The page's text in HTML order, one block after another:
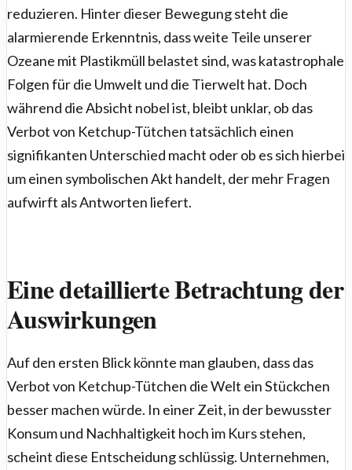
reduzieren. Hinter dieser Bewegung steht die
alarmierende Erkenntnis, dass weite Teile unserer
Ozeane mit Plastikmüll belastet sind, was katastrophale
Folgen für die Umwelt und die Tierwelt hat. Doch
während die Absicht nobel ist, bleibt unklar, ob das
Verbot von Ketchup-Tütchen tatsächlich einen
signifikanten Unterschied macht oder ob es sich hierbei
um einen symbolischen Akt handelt, der mehr Fragen
aufwirft als Antworten liefert.
Eine detaillierte Betrachtung der
Auswirkungen
Auf den ersten Blick könnte man glauben, dass das
Verbot von Ketchup-Tütchen die Welt ein Stückchen
besser machen würde. In einer Zeit, in der bewusster
Konsum und Nachhaltigkeit hoch im Kurs stehen,
scheint diese Entscheidung schlüssig. Unternehmen,